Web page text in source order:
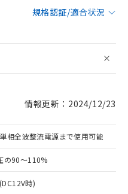
規格認証/適合状況
情報更新：2024/12/23
相全波整流電源まで使用可能
の90～110%
時)